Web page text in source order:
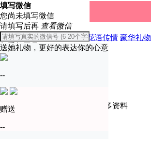
取消
填写微信
您尚未填写微信
请填写后再 查看微信
与手机同号
礼物中心
全部 精美礼物 爱恋表白 花语传情 豪华礼物
送她礼物，更好的表达你的心意
--
赠送
--
温馨提示
只有实名认证会员才可查看更多资料